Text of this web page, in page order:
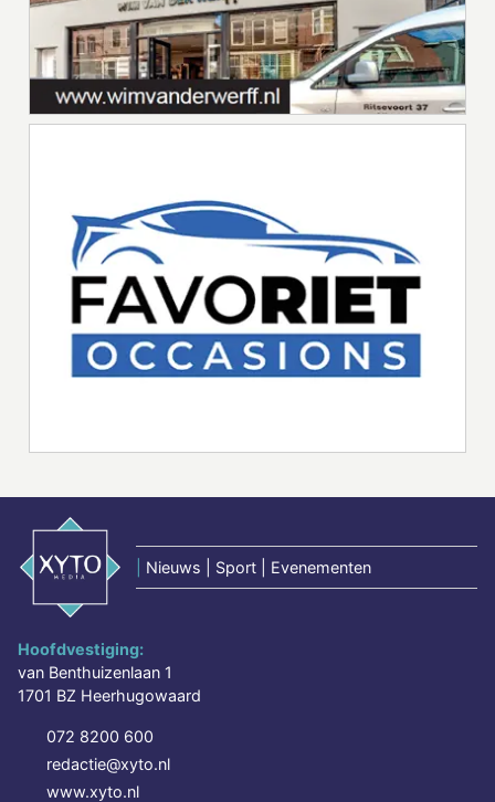
Nieuws | Sport | Evenementen
Hoofdvestiging:
van Benthuizenlaan 1
1701 BZ Heerhugowaard
072 8200 600
redactie@xyto.nl
www.xyto.nl